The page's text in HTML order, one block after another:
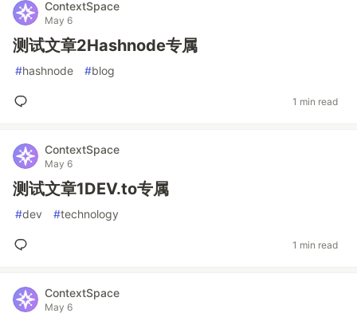
ContextSpace
May 6
测试文章2Hashnode专属
#hashnode #blog
1 min read
ContextSpace
May 6
测试文章1DEV.to专属
#dev #technology
1 min read
ContextSpace
May 6